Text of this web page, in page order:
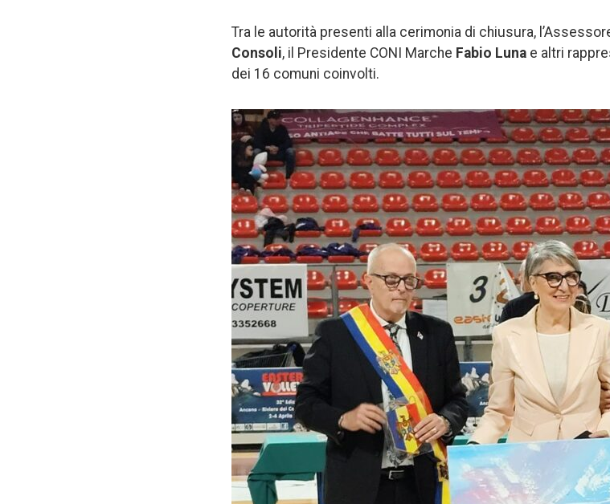
Tra le autorità presenti alla cerimonia di chiusura,
Consoli, il Presidente CONI Marche Fabio Luna e altri
dei 16 comuni coinvolti.